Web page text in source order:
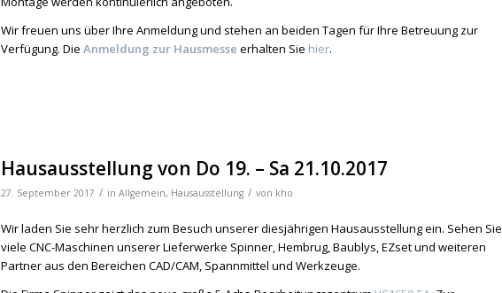
Wir freuen uns über Ihre Anmeldung und stehen an beiden Tagen für Ihre Betreuung zur
Verfügung. Die Anmeldung zur Hausmesse erhalten Sie hier.
Hausausstellung von Do 19. – Sa 21.10.2017
27. September 2017 / in Allgemein, Hausausstellung / von kho
Wir laden Sie sehr herzlich zum Besuch unserer diesjährigen Hausausstellung ein. Sehen Sie
viele CNC-Maschinen unserer Lieferwerke Spinner, Hembrug, Baublys, EZset und weiteren
Partner aus den Bereichen CAD/CAM, Spannmittel und Werkzeuge.